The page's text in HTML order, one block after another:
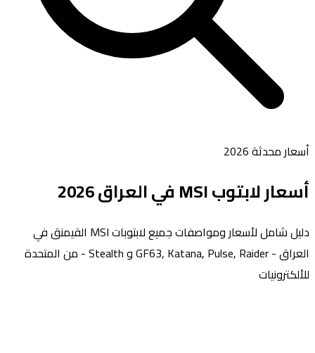
أسعار محدثة 2026
أسعار لابتوبMSI في العراق 2026
دليل شامل لأسعار ومواصفات جميع لابتوبات MSI القيمنق في
العراق - GF63, Katana, Pulse, Raider و Stealth - من المتحدة
للألكترونيات